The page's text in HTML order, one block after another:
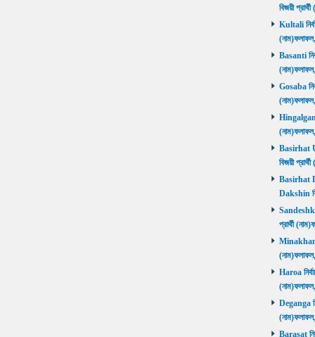
বিজয়ী
Kultali
Basanti
Gosaba
Hingalganj
Basirhat
বিজয়ী
Basirhat
Dakshin
প্রার্থী
Minakhan
Haroa
Deganga
Barasat